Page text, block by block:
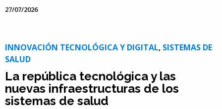
27/07/2026
INNOVACIÓN TECNOLÓGICA Y DIGITAL, SISTEMAS DE
SALUD
La república tecnológica y las
nuevas infraestructuras de los
sistemas de salud